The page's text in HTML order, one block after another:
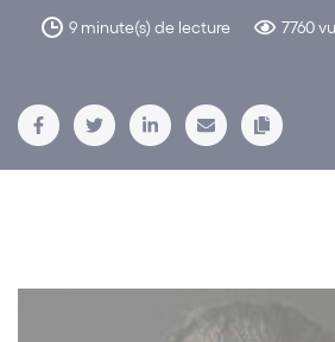
9 minute(s) de lecture 7760